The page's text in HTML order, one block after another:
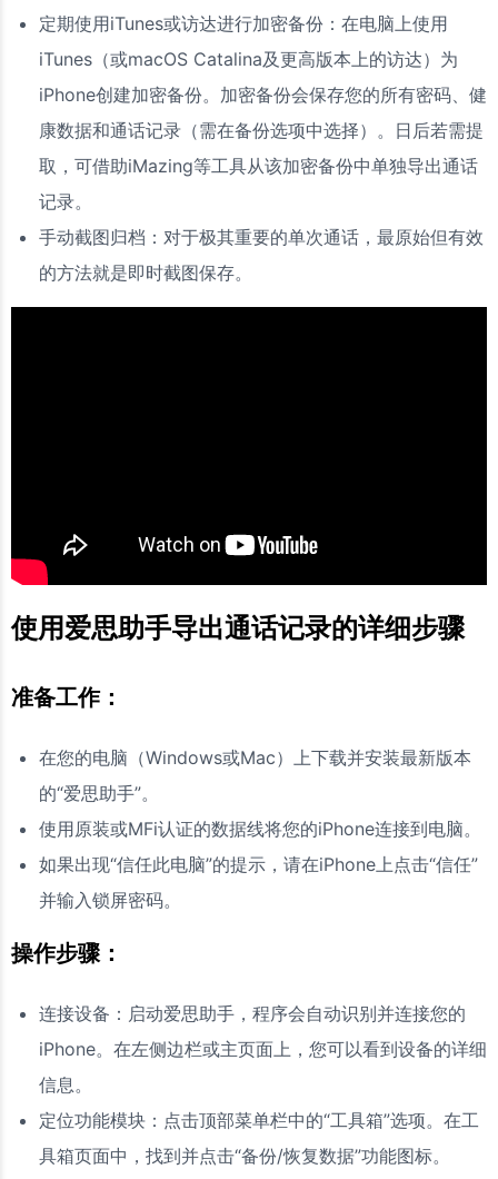
定期使用iTunes或访达进行加密备份：在电脑上使用
iTunes（或macOS Catalina及更高版本上的访达）为
iPhone创建加密备份。加密备份会保存您的所有密码、健
康数据和通话记录（需在备份选项中选择）。日后若需提
取，可借助iMazing等工具从该加密备份中单独导出通话
记录。
手动截图归档：对于极其重要的单次通话，最原始但有效
的方法就是即时截图保存。
使用爱思助手导出通话记录的详细步骤
准备工作：
在您的电脑（Windows或Mac）上下载并安装最新版本
的“爱思助手”。
使用原装或MFi认证的数据线将您的iPhone连接到电脑。
如果出现“信任此电脑”的提示，请在iPhone上点击“信任”
并输入锁屏密码。
操作步骤：
连接设备：启动爱思助手，程序会自动识别并连接您的
iPhone。在左侧边栏或主页面上，您可以看到设备的详细
信息。
定位功能模块：点击顶部菜单栏中的“工具箱”选项。在工
具箱页面中，找到并点击“备份/恢复数据”功能图标。